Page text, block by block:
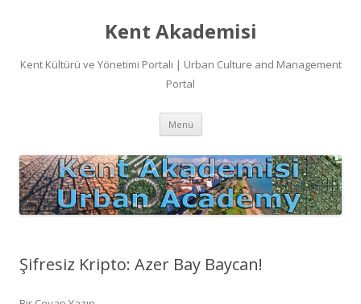
Kent Akademisi
Kent Kültürü ve Yönetimi Portalı | Urban Culture and Management
Portal
Menü İçeriğe
Şifresiz Kripto: Azer Bay Baycan!